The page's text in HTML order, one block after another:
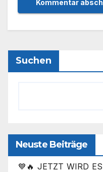
Suchen
Neuste Beiträge
💙🔥 JETZT WIRD